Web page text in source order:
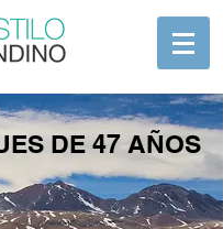
DE 47 AÑOS